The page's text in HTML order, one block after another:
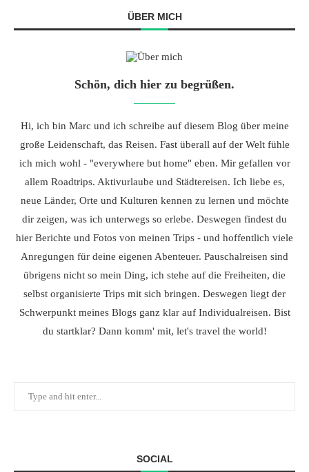
ÜBER MICH
Schön, dich hier zu begrüßen.
Hi, ich bin Marc und ich schreibe auf diesem Blog über meine
große Leidenschaft, das Reisen. Fast überall auf der Welt fühle
ich mich wohl - "everywhere but home" eben. Mir gefallen vor
allem Roadtrips. Aktivurlaube und Städtereisen. Ich liebe es,
neue Länder, Orte und Kulturen kennen zu lernen und möchte
dir zeigen, was ich unterwegs so erlebe. Deswegen findest du
hier Berichte und Fotos von meinen Trips - und hoffentlich viele
Anregungen für deine eigenen Abenteuer. Pauschalreisen sind
übrigens nicht so mein Ding, ich stehe auf die Freiheiten, die
selbst organisierte Trips mit sich bringen. Deswegen liegt der
Schwerpunkt meines Blogs ganz klar auf Individualreisen. Bist
du startklar? Dann komm' mit, let's travel the world!
SOCIAL